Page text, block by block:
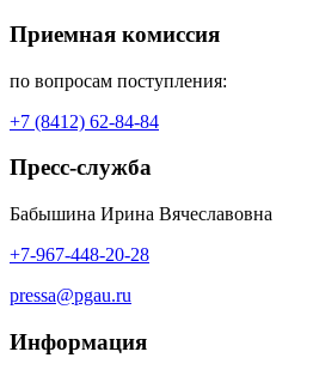
Приемная комиссия
по вопросам поступления:
+7 (8412) 62-84-84
Пресс-служба
Бабышина Ирина Вячеславовна
+7-967-448-20-28
pressa@pgau.ru
Информация